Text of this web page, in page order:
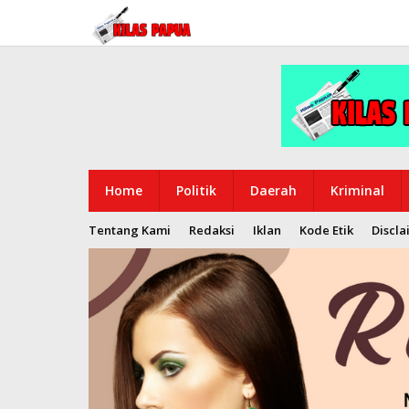
konten
Home Politik Daerah Kriminal
Tentang Kami Redaksi Iklan Kode Etik